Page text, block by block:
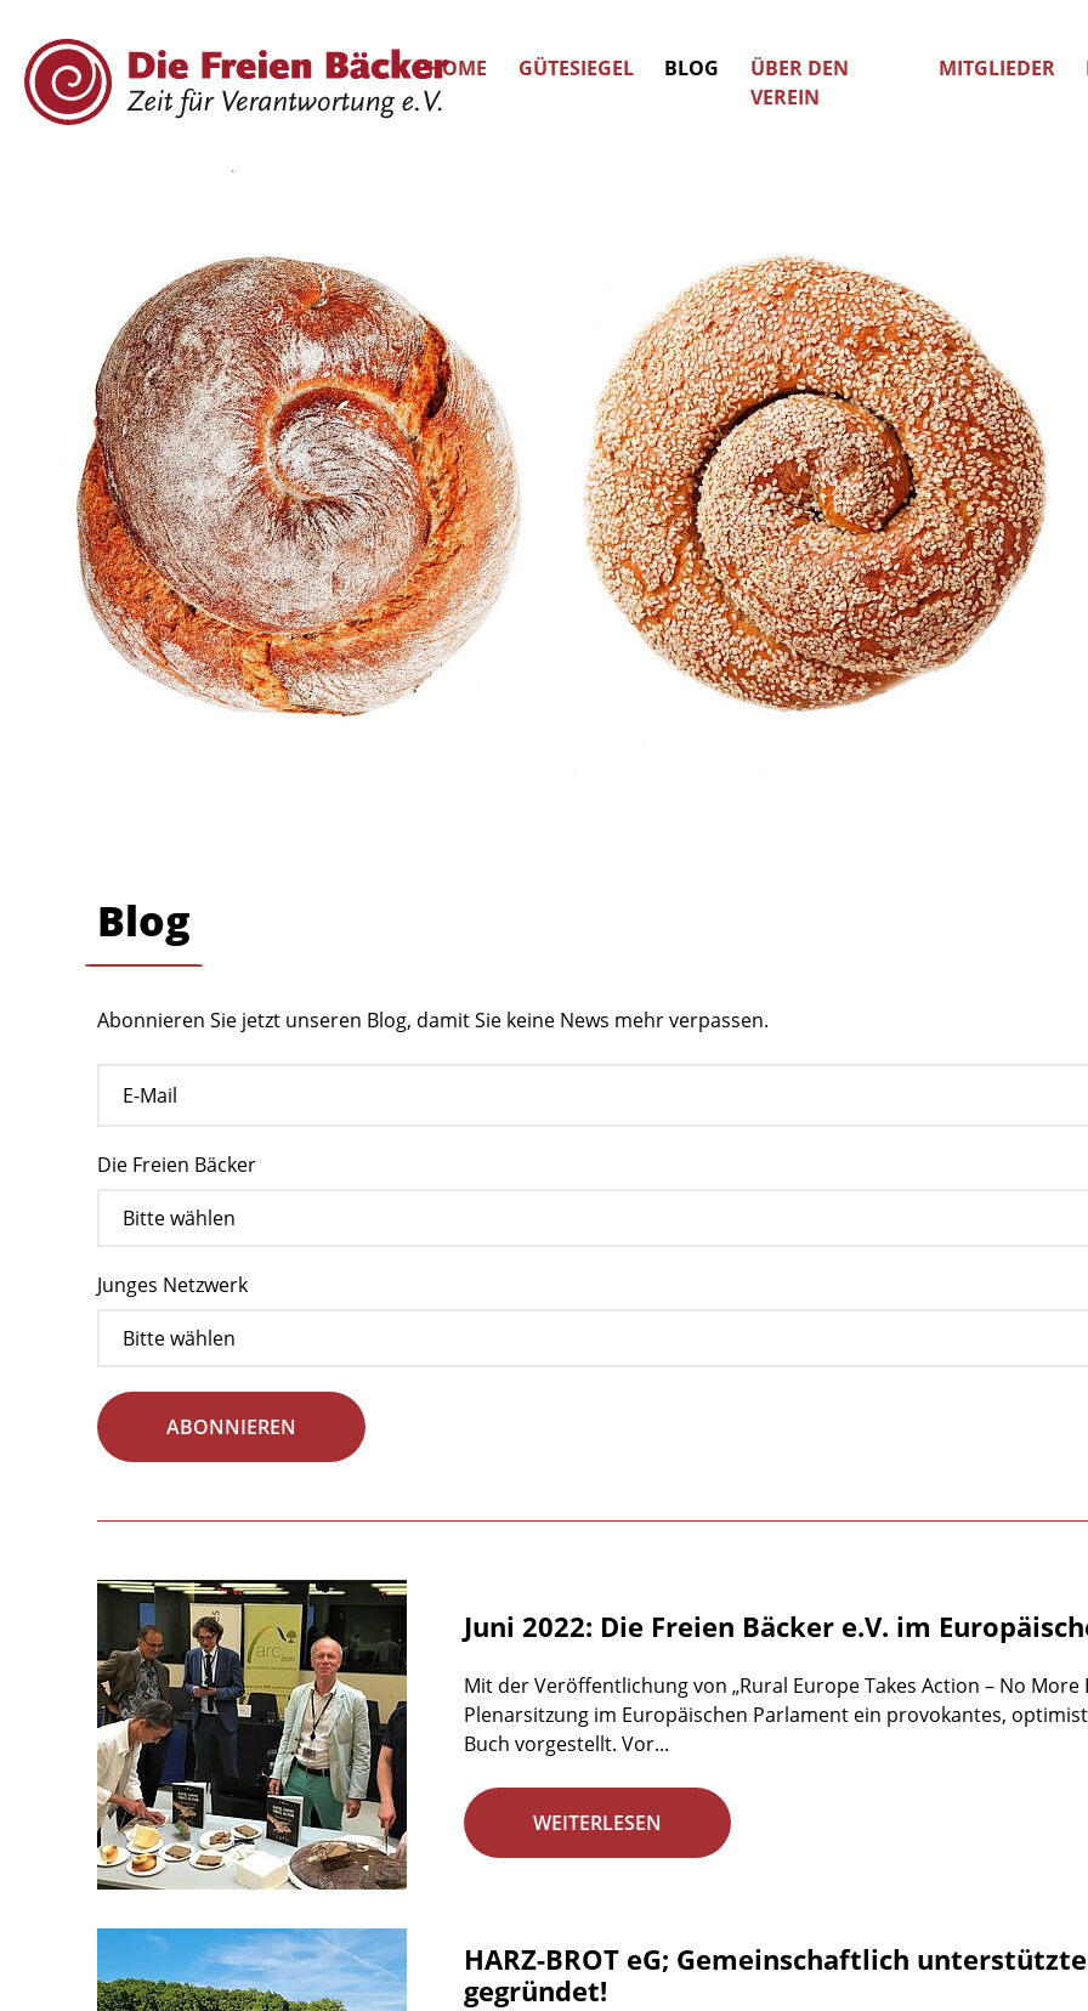
HOME GÜTESIEGEL BLOG
ÜBER DEN
VEREIN
MITGLIEDER
Blog
Abonnieren Sie jetzt unseren Blog, damit Sie keine News mehr verpassen.
Die Freien Bäcker
Junges Netzwerk
ABONNIEREN
Juni 2022: Die Freien Bäcker e.V. im
Mit der Veröffentlichung von „Rural Europe Takes Action – No
Plenarsitzung im Europäischen Parlament ein provokantes,
Buch vorgestellt. Vor...
WEITERLESEN
HARZ-BROT eG; Gemeinschaftlich
gegründet!